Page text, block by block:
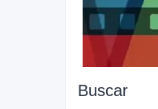
Buscar